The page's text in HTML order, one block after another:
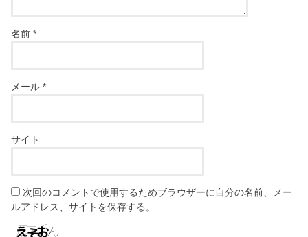
名前*
メール*
サイト
次回のコメントで使用するためブラウザーに自分の名前、メー
ルアドレス、サイトを保存する。